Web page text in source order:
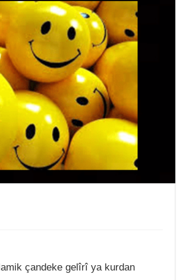
çandeke gelîrî ya kurdan